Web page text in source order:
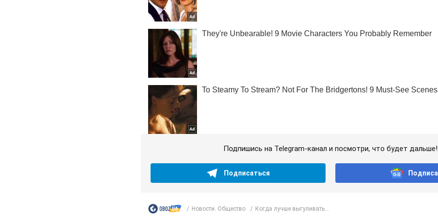
Подпишись на Telegram-канал и посмотри, что будет дальше!
Подписаться
Новости. Общество Когда лучше выгуливать...